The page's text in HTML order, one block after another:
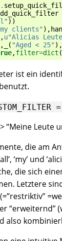
.
))
clients" ),
,u"Alicias
, ( "Aged < 25" ),
,filter=dict (
ist ein
=
“Meine Leute
die am
‘my’ und
die sich
Letztere
“erweiternd”
also